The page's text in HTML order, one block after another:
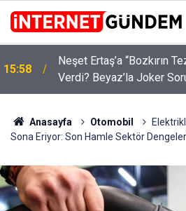
15:58
Neşet Ertaş’a “Bozkırın
Verdi? Beyaz’la Joker
Edildi
Anasayfa Otomobil
Sona Eriyor: Son Hamle Sektör